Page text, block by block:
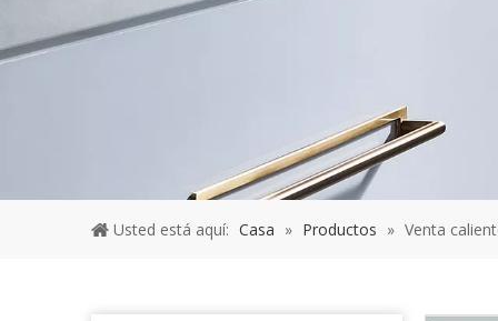
Usted está aquí: Casa » Productos » Venta